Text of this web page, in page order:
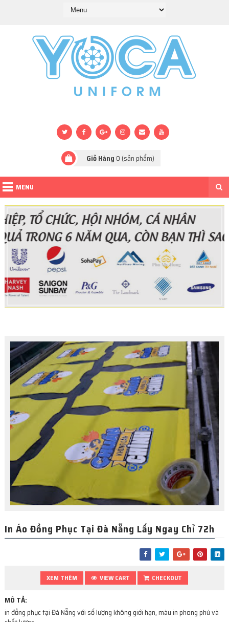
Giỏ Hàng 0 (sản phẩm)
MENU
In Áo Đồng Phục Tại Đà Nẵng Lấy Ngay Chỉ 72h
XEM THÊM VIEW CART CHECKOUT
MÔ TẢ:
in đồng phục tại Đà Nẵng với số lượng không giới hạn, màu in phong phú và